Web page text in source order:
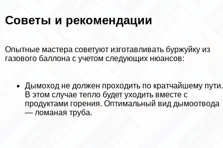
Советы и рекомендации
Опытные мастера советуют изготавливать буржуйку из
газового баллона с учетом следующих нюансов:
Дымоход не должен проходить по кратчайшему пути.
В этом случае тепло будет уходить вместе с
продуктами горения. Оптимальный вид дымоотвода
— ломаная труба.